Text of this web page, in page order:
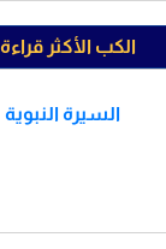
الكب الأكثر قراءة
السيرة النبوية